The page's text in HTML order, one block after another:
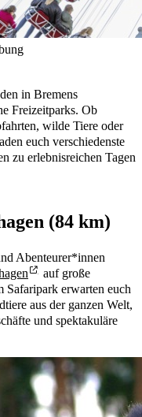
in Bremens
Freizeitparks. Ob
wilde Tiere oder
euch verschiedenste
zu erlebnisreichen Tagen
(84 km)
Abenteurer*innen
auf große
Safaripark erwarten euch
aus der ganzen Welt,
und spektakuläre